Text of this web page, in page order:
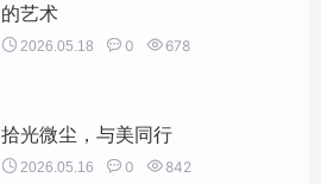
的艺术
 2026.05.18  0  678
拾光微尘，与美同行
 2026.05.16  0  842